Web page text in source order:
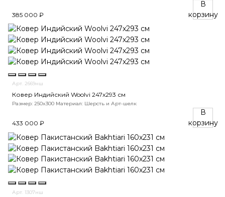
385 000 ₽
В
корзину
Арт. 2669нш
Ковер Индийский Woolvi 247x293 см
Размер: 250x300 Материал: Шерсть и Арт-шелк
433 000 ₽
В
корзину
Арт. 1307нш